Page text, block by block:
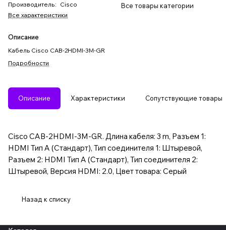
Производитель: Cisco
Все характеристики
Описание
Кабель Cisco CAB-2HDMI-3M-GR
Подробности
Все товары категории
Описание Характеристики Сопутствующие товары
Cisco CAB-2HDMI-3M-GR. Длина кабеля: 3 m, Разъем 1:
HDMI Тип A (Стандарт), Тип соединителя 1: Штыревой,
Разъем 2: HDMI Тип A (Стандарт), Тип соединителя 2:
Штыревой, Версия HDMI: 2.0, Цвет товара: Серый
Назад к списку